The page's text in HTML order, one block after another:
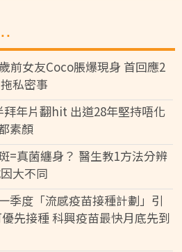
前女友Coco脹爆現身 首回應2
私密事
年片翻hit 出道28年堅持唔化
素顏
=真菌纏身？ 醫生教1方法分辨
大不同
季度「流感疫苗接種計劃」引
先接種 科興疫苗最快月底先到